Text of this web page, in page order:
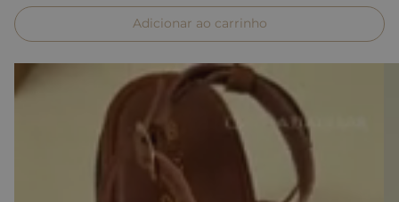
Adicionar ao carrinho